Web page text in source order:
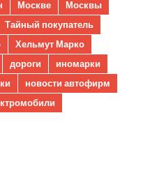
Москве
Москвы
Тайный покупатель
Хельмут Марко
дороги
иномарки
новости автофирм